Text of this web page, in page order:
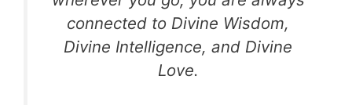
connected to Divine Wisdom,
Divine Intelligence, and Divine
Love.